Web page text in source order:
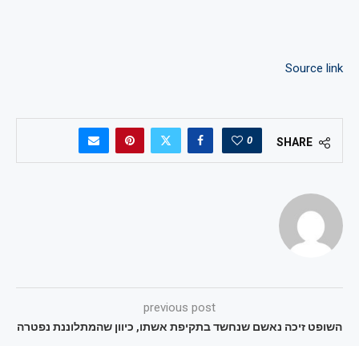
Source link
SHARE
0
previous post
השופט זיכה נאשם שנחשד בתקיפת אשתו, כיוון שהמתלוננת נפטרה